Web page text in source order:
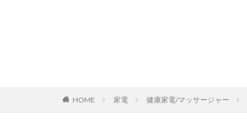
HOME 家電 健康家電/マッサージャー